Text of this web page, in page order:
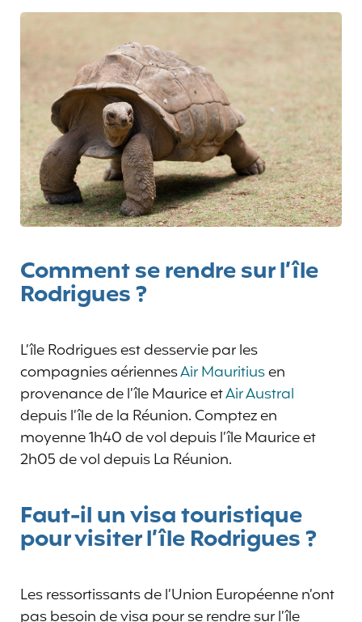
Comment se rendre sur l’île
Rodrigues ?
L’île Rodrigues est desservie par les
compagnies aériennesAir Mauritiusen
provenance de l’île Maurice etAir Austral
depuis l’île de la Réunion. Comptez en
moyenne 1h40 de vol depuis l’île Maurice et
2h05 de vol depuis La Réunion.
Faut-il un visa touristique
pour visiter l’île Rodrigues ?
Les ressortissants de l’Union Européenne n’ont
pas besoin de visa pour se rendre sur l’île